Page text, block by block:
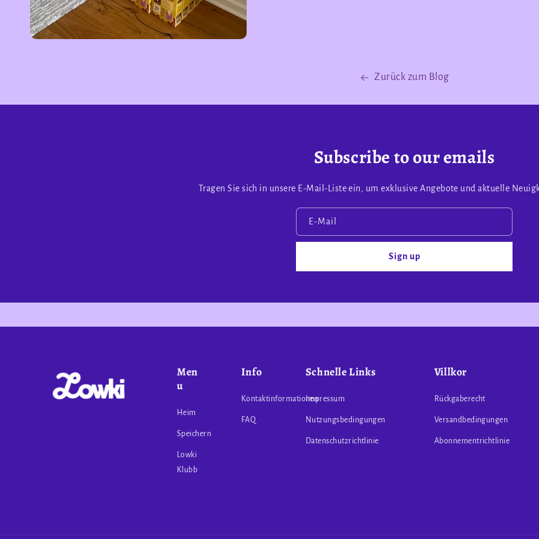
Zurück zum Blog
Subscribe to our emails
Tragen Sie sich in unsere E-Mail-Liste ein, um exklusive Angebote und aktuelle
E-Mail
Sign up
Men
u
Heim
Speichern
Lowki
Klubb
Info
Kontaktinformationen
FAQ
Schnelle Links
Impressum
Nutzungsbedingungen
Datenschutzrichtlinie
Villkor
Rückgaberecht
Versandbedingungen
Abonnementrichtlinie